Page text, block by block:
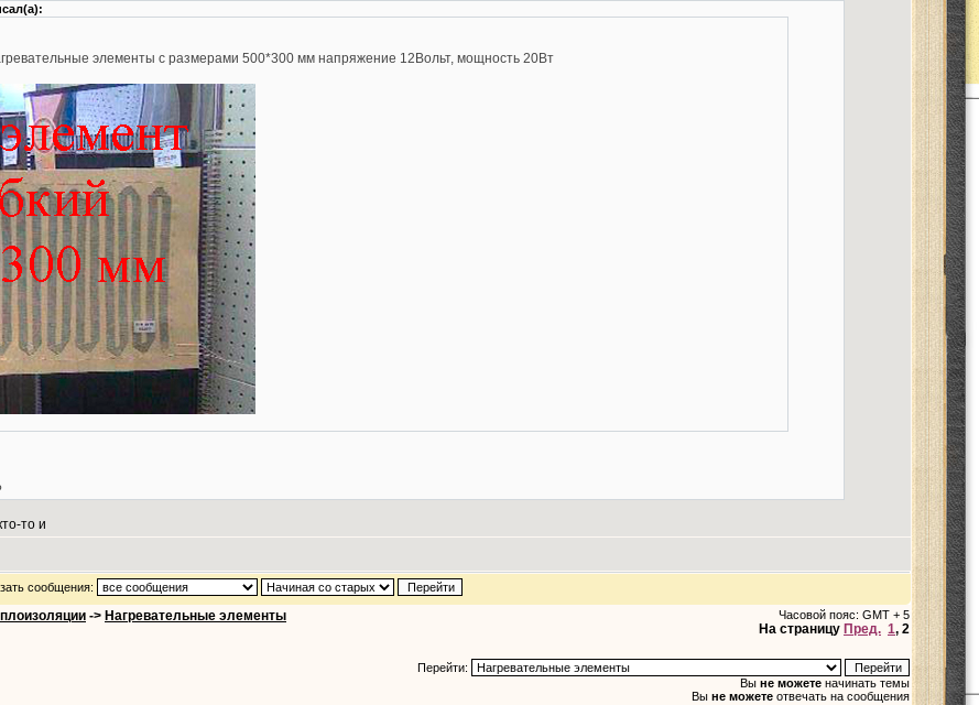
элементы с размерами 500*300 мм напряжение 12Вольт, мощность 20Вт
то и
сообщения:
-> Нагревательные элементы Часовой пояс: GMT + 5
На страницу Пред. 1, 2
Перейти:
Вы не можете начинать темы
Вы не можете отвечать на сообщения